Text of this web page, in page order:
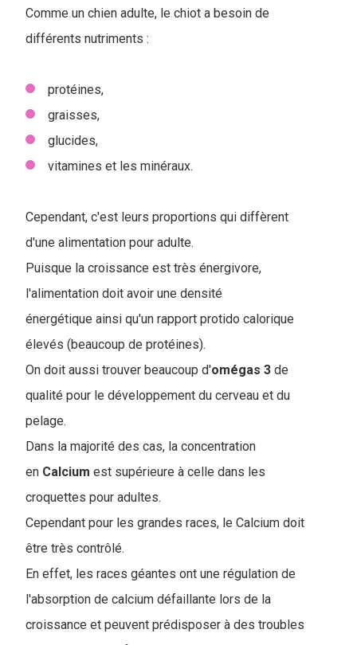
Comme un chien adulte, le chiot a besoin de
différents nutriments :
protéines,
graisses,
glucides,
vitamines et les minéraux.
Cependant, c'est leurs proportions qui diffèrent
d'une alimentation pour adulte.
Puisque la croissance est très énergivore,
l'alimentation doit avoir une densité
énergétique ainsi qu'un rapport protido calorique
élevés (beaucoup de protéines).
On doit aussi trouver beaucoup d'omégas 3 de
qualité pour le développement du cerveau et du
pelage.
Dans la majorité des cas, la concentration
en Calcium est supérieure à celle dans les
croquettes pour adultes.
Cependant pour les grandes races, le Calcium doit
être très contrôlé.
En effet, les races géantes ont une régulation de
l'absorption de calcium défaillante lors de la
croissance et peuvent prédisposer à des troubles